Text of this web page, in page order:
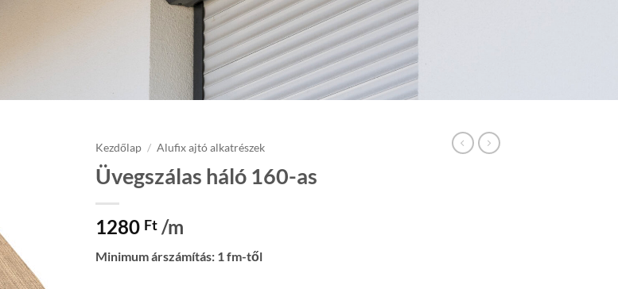
Kezdőlap / Alufix ajtó alkatrészek
Üvegszálas háló 160-as
1280 Ft /m
Minimum árszámítás: 1 fm-től